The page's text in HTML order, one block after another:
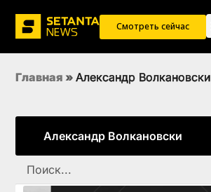
Смотреть сейчас
Главная » Александр Волкановски
Александр Волкановски